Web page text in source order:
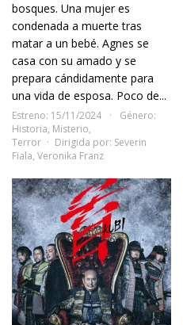
bosques. Una mujer es
condenada a muerte tras
matar a un bebé. Agnes se
casa con su amado y se
prepara cándidamente para
una vida de esposa. Poco de...
Estreno: 15/11/2024
Género:
Historia, Misterio,
Terror
Dirigida por: Severin
Fiala, Veronika Franz